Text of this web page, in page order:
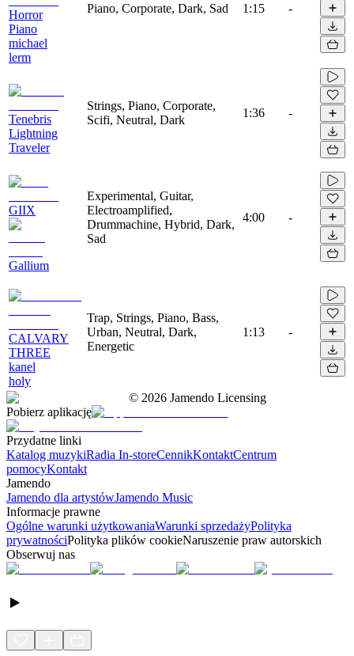
Horror
Piano
michael
lerm
Piano, Corporate, Dark, Sad 1:15 -
Tenebris
Lightning
Traveler
Strings, Piano, Corporate,
Scifi, Neutral, Dark
1:36 -
GIIX
Gallium
Experimental, Guitar,
Electroamplified,
Drummachine, Hybrid, Dark,
Sad
4:00 -
CALVARY
THREE
kanel
holy
Trap, Strings, Piano, Bass,
Urban, Neutral, Dark,
Energetic
1:13 -
© 2026 Jamendo Licensing
Pobierz aplikację
Przydatne linki
Katalog muzykiRadia In-storeCennikKontaktCentrum
pomocyKontakt
Jamendo
Jamendo dla artystówJamendo Music
Informacje prawne
Ogólne warunki użytkowaniaWarunki sprzedażyPolityka
prywatnościPolityka plików cookieNaruszenie praw autorskich
Obserwuj nas